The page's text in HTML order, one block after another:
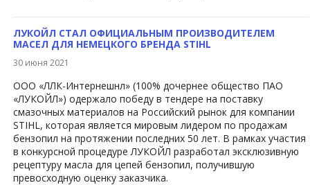
ЛУКОЙЛ СТАЛ ОФИЦИАЛЬНЫМ ПРОИЗВОДИТЕЛЕМ
МАСЕЛ ДЛЯ НЕМЕЦКОГО БРЕНДА STIHL
30 июня 2021
ООО «ЛЛК-Интернешнл» (100% дочернее общество ПАО
«ЛУКОЙЛ») одержало победу в тендере на поставку
смазочных материалов на Российский рынок для компании
STIHL, которая является мировым лидером по продажам
бензопил на протяжении последних 50 лет. В рамках участия
в конкурсной процедуре ЛУКОЙЛ разработал эксклюзивную
рецептуру масла для цепей бензопил, получившую
превосходную оценку заказчика.